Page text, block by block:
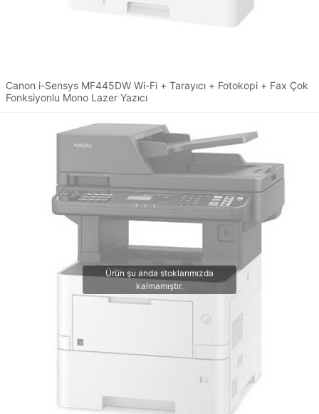
Canon i-Sensys MF445DW Wi-Fi + Tarayıcı + Fotokopi + Fax Çok
Fonksiyonlu Mono Lazer Yazıcı